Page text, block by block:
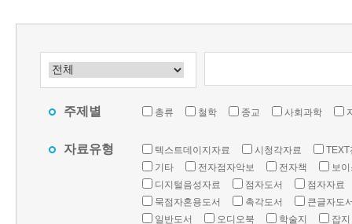
주제별 총류 철학 종교 사회과학
자료유형 텍스트데이지자료 시청각자료
TEXT
기타
전자점자악보 전자책
보
디지털음성자료
점자도서
점자자료
묵점자혼용도서
촉각도서
큰글자도
일반도서
오디오북 학술지 잡지